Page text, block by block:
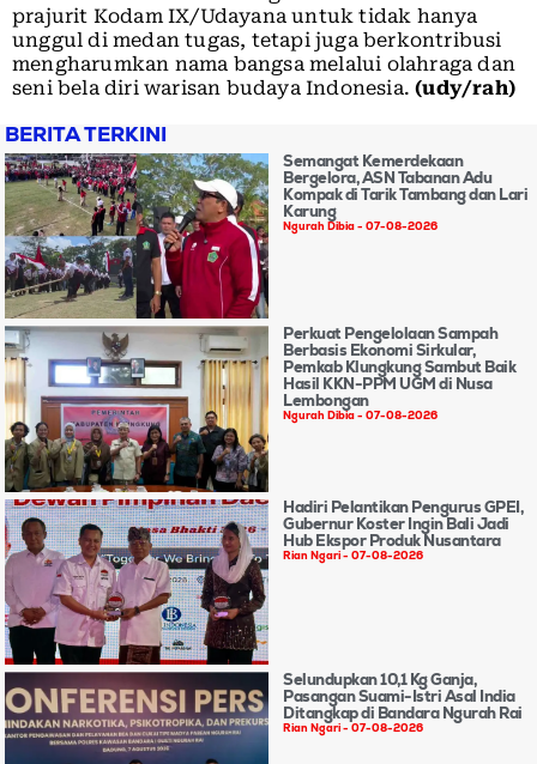
prajurit Kodam IX/Udayana untuk tidak hanya
unggul di medan tugas, tetapi juga berkontribusi
mengharumkan nama bangsa melalui olahraga dan
seni bela diri warisan budaya Indonesia.(udy/rah)
BERITA TERKINI
Semangat Kemerdekaan
Bergelora, ASN Tabanan Adu
Kompak di Tarik Tambang dan Lari
Karung
Ngurah Dibia 07-08-2026
Perkuat Pengelolaan Sampah
Berbasis Ekonomi Sirkular,
Pemkab Klungkung Sambut Baik
Hasil KKN-PPM UGM di Nusa
Lembongan
Ngurah Dibia 07-08-2026
Hadiri Pelantikan Pengurus GPEI,
Gubernur Koster Ingin Bali Jadi
Hub Ekspor Produk Nusantara
Rian Ngari 07-08-2026
Selundupkan 10,1 Kg Ganja,
Pasangan Suami-Istri Asal India
Ditangkap di Bandara Ngurah Rai
Rian Ngari 07-08-2026